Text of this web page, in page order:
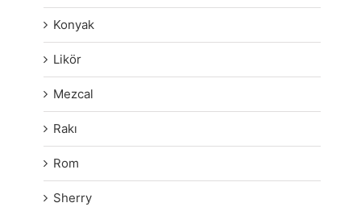
Konyak
Likör
Mezcal
Rakı
Rom
Sherry